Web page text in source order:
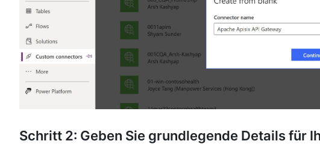
Schritt 2: Geben Sie grundlegende Details für